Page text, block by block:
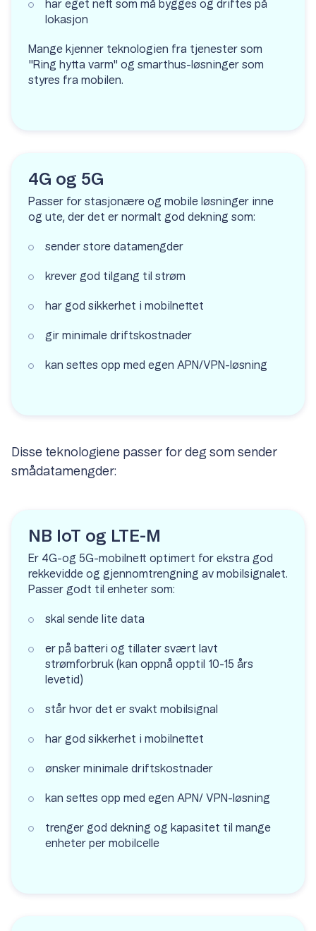
har eget nett som må bygges og driftes på
lokasjon
Mange kjenner teknologien fra tjenester som
"Ring hytta varm" og smarthus-løsninger som
styres fra mobilen.
4G og 5G
Passer for stasjonære og mobile løsninger inne
og ute, der det er normalt god dekning som:
sender store datamengder
krever god tilgang til strøm
har god sikkerhet i mobilnettet
gir minimale driftskostnader
kan settes opp med egen APN/VPN-løsning
Disse teknologiene passer for deg som sender
smådatamengder:
NB IoT og LTE-M
Er 4G-og 5G-mobilnett optimert for ekstra god
rekkevidde og gjennomtrengning av mobilsignalet.
Passer godt til enheter som:
skal sende lite data
er på batteri og tillater svært lavt
strømforbruk (kan oppnå opptil 10-15 års
levetid)
står hvor det er svakt mobilsignal
har god sikkerhet i mobilnettet
ønsker minimale driftskostnader
kan settes opp med egen APN/ VPN-løsning
trenger god dekning og kapasitet til mange
enheter per mobilcelle